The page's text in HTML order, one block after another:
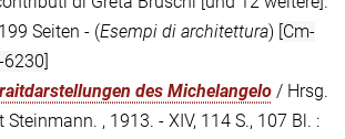
Seiten - (Esempi di architettura) [Cm-
des Michelangelo / Hrsg.
Steinmann. , 1913. - XIV, 114 S., 107 Bl. :